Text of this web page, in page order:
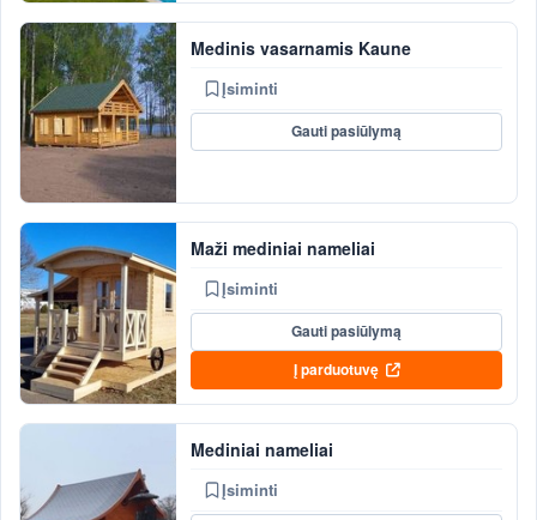
Medinis vasarnamis Kaune
Įsiminti
Gauti pasiūlymą
Maži mediniai nameliai
Įsiminti
Gauti pasiūlymą
Į parduotuvę
Mediniai nameliai
Įsiminti